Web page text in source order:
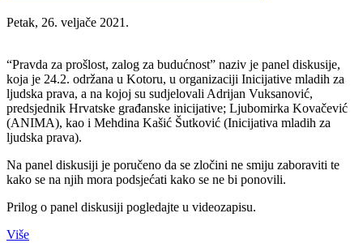
Petak, 26. veljače 2021.
“Pravda za prošlost, zalog za budućnost” naziv je panel diskusije,
koja je 24.2. održana u Kotoru, u organizaciji Inicijative mladih za
ljudska prava, a na kojoj su sudjelovali Adrijan Vuksanović,
predsjednik Hrvatske građanske inicijative; Ljubomirka Kovačević
(ANIMA), kao i Mehdina Kašić Šutković (Inicijativa mladih za
ljudska prava).
Na panel diskusiji je poručeno da se zločini ne smiju zaboraviti te
kako se na njih mora podsjećati kako se ne bi ponovili.
Prilog o panel diskusiji pogledajte u videozapisu.
Više